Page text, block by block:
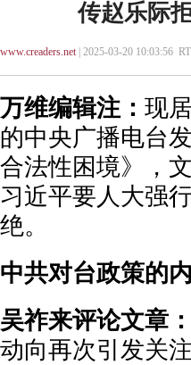
传赵乐际
www.creaders.net| 2025-03-20 10:03:56
万维编辑注： 现
的中央广播电台
合法性困境》，
习近平要人大强
绝。
中共对台政策的
吴祚来评论文章：
动向再次引发关